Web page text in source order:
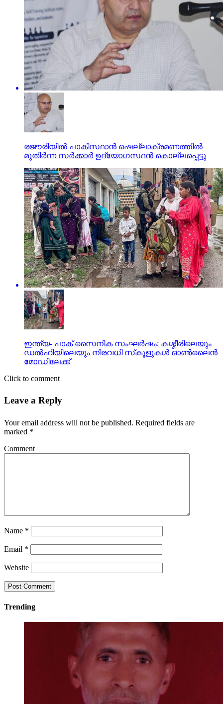
രജൗരിയില്‍ പാകിസ്ഥാന്‍ ഷെല്ലാക്രമണത്തില്‍
മുതിര്‍ന്ന സര്‍ക്കാര്‍ ഉദ്യോഗസ്ഥന്‍ കൊല്ലപ്പെട്ടു
ഇന്ത്യ- പാക് സൈനിക സംഘര്‍ഷം; കശ്മീരിലെയും
ഡല്‍ഹിയിലെയും നിരവധി സ്‌കൂളുകള്‍ ഓണ്‍ലൈന്‍
മോഡിലേക്ക്
Click to comment
Leave a Reply
Your email address will not be published. Required fields are
marked *
Comment
Name *
Email *
Website
Trending